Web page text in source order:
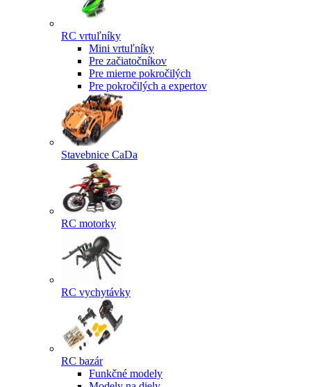
RC vrtuľníky
Mini vrtuľníky
Pre začiatočníkov
Pre mierne pokročilých
Pre pokročilých a expertov
Stavebnice CaDa
RC motorky
RC vychytávky
RC bazár
Funkčné modely